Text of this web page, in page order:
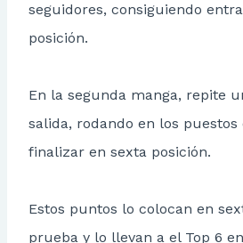
seguidores, consiguiendo
posición.
En la segunda manga, repite
salida, rodando en los puestos
finalizar en sexta posición.
Estos puntos lo colocan en
prueba y lo llevan a el Top 6